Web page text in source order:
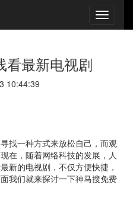
看最新电视剧
10:44:39
找一种方式来放松自己，而观
在，随着网络科技的发展，人
新的电视剧，不仅方便快捷，
我们就来探讨一下神马搜免费